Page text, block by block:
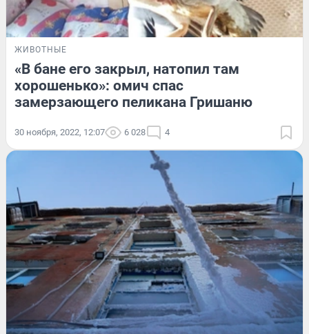
ЖИВОТНЫЕ
«В бане его закрыл, натопил там
хорошенько»: омич спас
замерзающего пеликана Гришаню
30 ноября, 2022, 12:07 6 028 4